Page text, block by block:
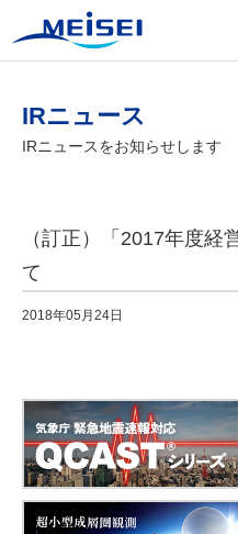
IRニュース
IRニュースをお知らせします
（訂正）「2017年度経
て
2018年05月24日